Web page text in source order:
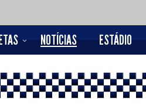
NOTÍCIAS ESTÁDIO